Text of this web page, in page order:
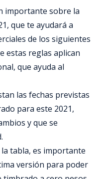
importante sobre la
que te ayudará a
de los siguientes
estas reglas aplican
que ayuda al
las fechas previstas
para este 2021,
y que se
tabla, es importante
versión para poder